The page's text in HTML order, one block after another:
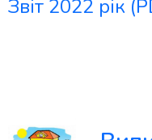
Звіт 2022 рік